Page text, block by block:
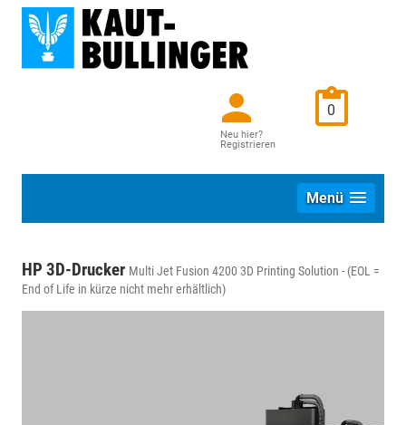
Neu hier?
Registrieren
0
Menü
HP 3D-Drucker Multi Jet Fusion 4200 3D Printing Solution - (EOL =
End of Life in kürze nicht mehr erhältlich)